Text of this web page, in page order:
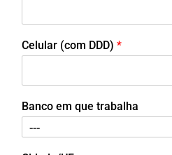
Celular (com DDD) *
Banco em que trabalha